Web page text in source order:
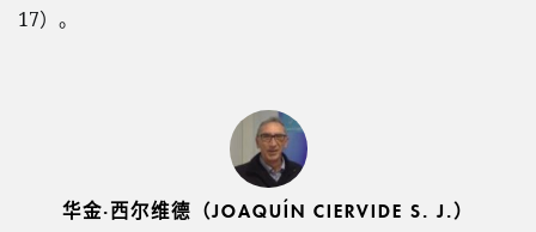
17）。
华金·西尔维德（JOAQUÍN CIERVIDE S. J.）